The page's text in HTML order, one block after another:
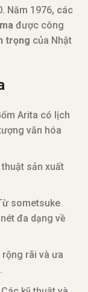
Năm 1976, các
được công
trọng của Nhật
Arita có lịch
văn hóa
thuật sản xuất
sometsuke
đa dạng về
rãi và ưa